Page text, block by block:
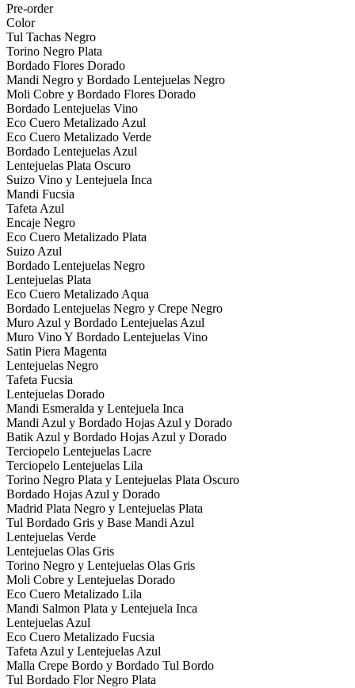
Pre-order
Color
Tul Tachas Negro
Torino Negro Plata
Bordado Flores Dorado
Mandi Negro y Bordado Lentejuelas Negro
Moli Cobre y Bordado Flores Dorado
Bordado Lentejuelas Vino
Eco Cuero Metalizado Azul
Eco Cuero Metalizado Verde
Bordado Lentejuelas Azul
Lentejuelas Plata Oscuro
Suizo Vino y Lentejuela Inca
Mandi Fucsia
Tafeta Azul
Encaje Negro
Eco Cuero Metalizado Plata
Suizo Azul
Bordado Lentejuelas Negro
Lentejuelas Plata
Eco Cuero Metalizado Aqua
Bordado Lentejuelas Negro y Crepe Negro
Muro Azul y Bordado Lentejuelas Azul
Muro Vino Y Bordado Lentejuelas Vino
Satin Piera Magenta
Lentejuelas Negro
Tafeta Fucsia
Lentejuelas Dorado
Mandi Esmeralda y Lentejuela Inca
Mandi Azul y Bordado Hojas Azul y Dorado
Batik Azul y Bordado Hojas Azul y Dorado
Terciopelo Lentejuelas Lacre
Terciopelo Lentejuelas Lila
Torino Negro Plata y Lentejuelas Plata Oscuro
Bordado Hojas Azul y Dorado
Madrid Plata Negro y Lentejuelas Plata
Tul Bordado Gris y Base Mandi Azul
Lentejuelas Verde
Lentejuelas Olas Gris
Torino Negro y Lentejuelas Olas Gris
Moli Cobre y Lentejuelas Dorado
Eco Cuero Metalizado Lila
Mandi Salmon Plata y Lentejuela Inca
Lentejuelas Azul
Eco Cuero Metalizado Fucsia
Tafeta Azul y Lentejuelas Azul
Malla Crepe Bordo y Bordado Tul Bordo
Tul Bordado Flor Negro Plata